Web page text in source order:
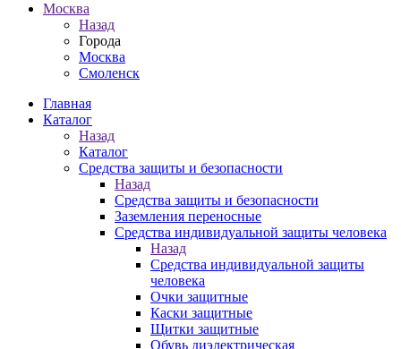
Москва
Назад
Города
Москва
Смоленск
Главная
Каталог
Назад
Каталог
Средства защиты и безопасности
Назад
Средства защиты и безопасности
Заземления переносные
Средства индивидуальной защиты человека
Назад
Средства индивидуальной защиты
человека
Очки защитные
Каски защитные
Щитки защитные
Обувь диэлектрическая